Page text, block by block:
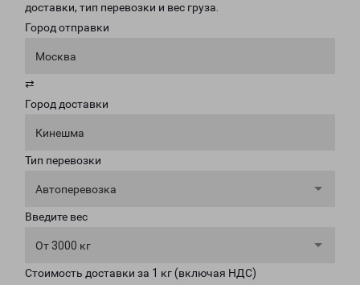
доставки, тип перевозки и вес груза.
Город отправки
Москва
⇄
Город доставки
Кинешма
Тип перевозки
Автоперевозка
Введите вес
От 3000 кг
Стоимость доставки за 1 кг (включая НДС)